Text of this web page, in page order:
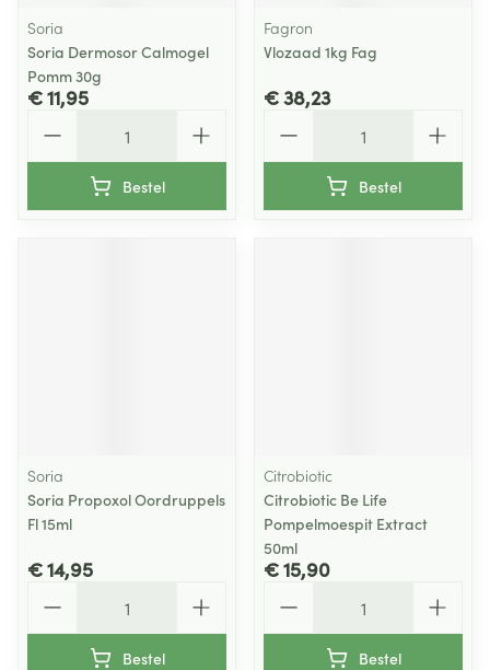
Soria
Soria Dermosor Calmogel
Pomm 30g
€ 11,95
Bestel
Fagron
Vlozaad 1kg Fag
€ 38,23
Bestel
Soria
Soria Propoxol Oordruppels
Fl 15ml
€ 14,95
Bestel
Citrobiotic
Citrobiotic Be Life
Pompelmoespit Extract
50ml
€ 15,90
Bestel